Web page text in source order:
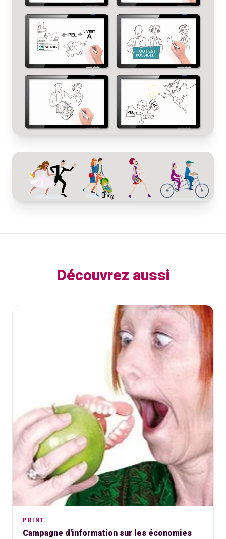
Découvrez aussi
PRINT
Campagne d'information sur les économies